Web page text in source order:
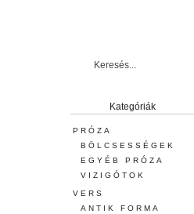
Kategóriák
PRÓZA
BÖLCSESSÉGEK
EGYÉB PRÓZA
VIZIGÓTOK
VERS
ANTIK FORMA